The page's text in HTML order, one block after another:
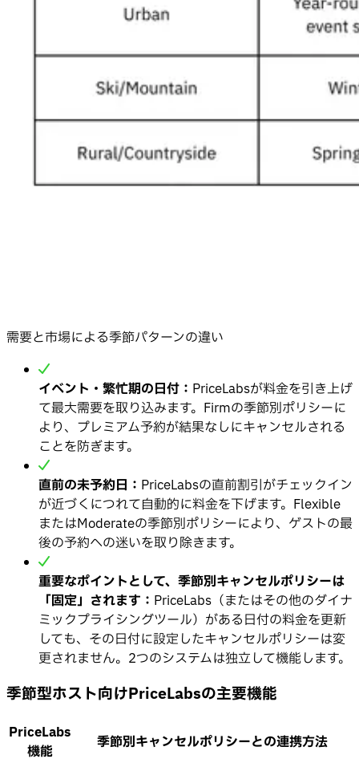
需要と市場による季節パターンの違い
イベント・繁忙期の日付： PriceLabsが料金を引き上げ
て最大需要を取り込みます。Firmの季節別ポリシーに
より、プレミアム予約が結果なしにキャンセルされる
ことを防ぎます。
直前の未予約日： PriceLabsの直前割引がチェックイン
が近づくにつれて自動的に料金を下げます。Flexible
またはModerateの季節別ポリシーにより、ゲストの最
後の予約への迷いを取り除きます。
重要なポイントとして、季節別キャンセルポリシーは
「固定」されます： PriceLabs（またはその他のダイナ
ミックプライシングツール）がある日付の料金を更新
しても、その日付に設定したキャンセルポリシーは変
更されません。2つのシステムは独立して機能します。
季節型ホスト向けPriceLabsの主要機能
PriceLabs
機能
季節別キャンセルポリシーとの連携方法